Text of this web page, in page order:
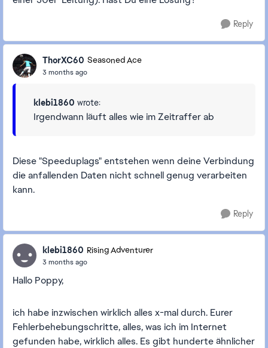
Reply
ThorXC60 Seasoned Ace
3 months ago
klebi1860 wrote:
Irgendwann läuft alles wie im Zeitraffer ab
Diese "Speeduplags" entstehen wenn deine Verbindung
die anfallenden Daten nicht schnell genug verarbeiten
kann.
Reply
klebi1860 Rising Adventurer
3 months ago
Hallo Poppy,
ich habe inzwischen wirklich alles x-mal durch. Eurer
Fehlerbehebungschritte, alles, was ich im Internet
gefunden habe, wirklich alles. Es gibt hunderte ähnlicher